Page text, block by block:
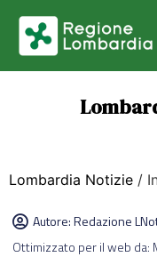
Lombardia Notizie /
Autore:Redazione
Ottimizzato per il web da: